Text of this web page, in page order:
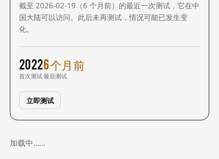
截至 2026-02-19（6 个月前）的最近一次测试，它在中
国大陆可以访问。此后未再测试，情况可能已发生变
化。
2022
首次测试
6 个月前
最后测试
立即测试
加载中……